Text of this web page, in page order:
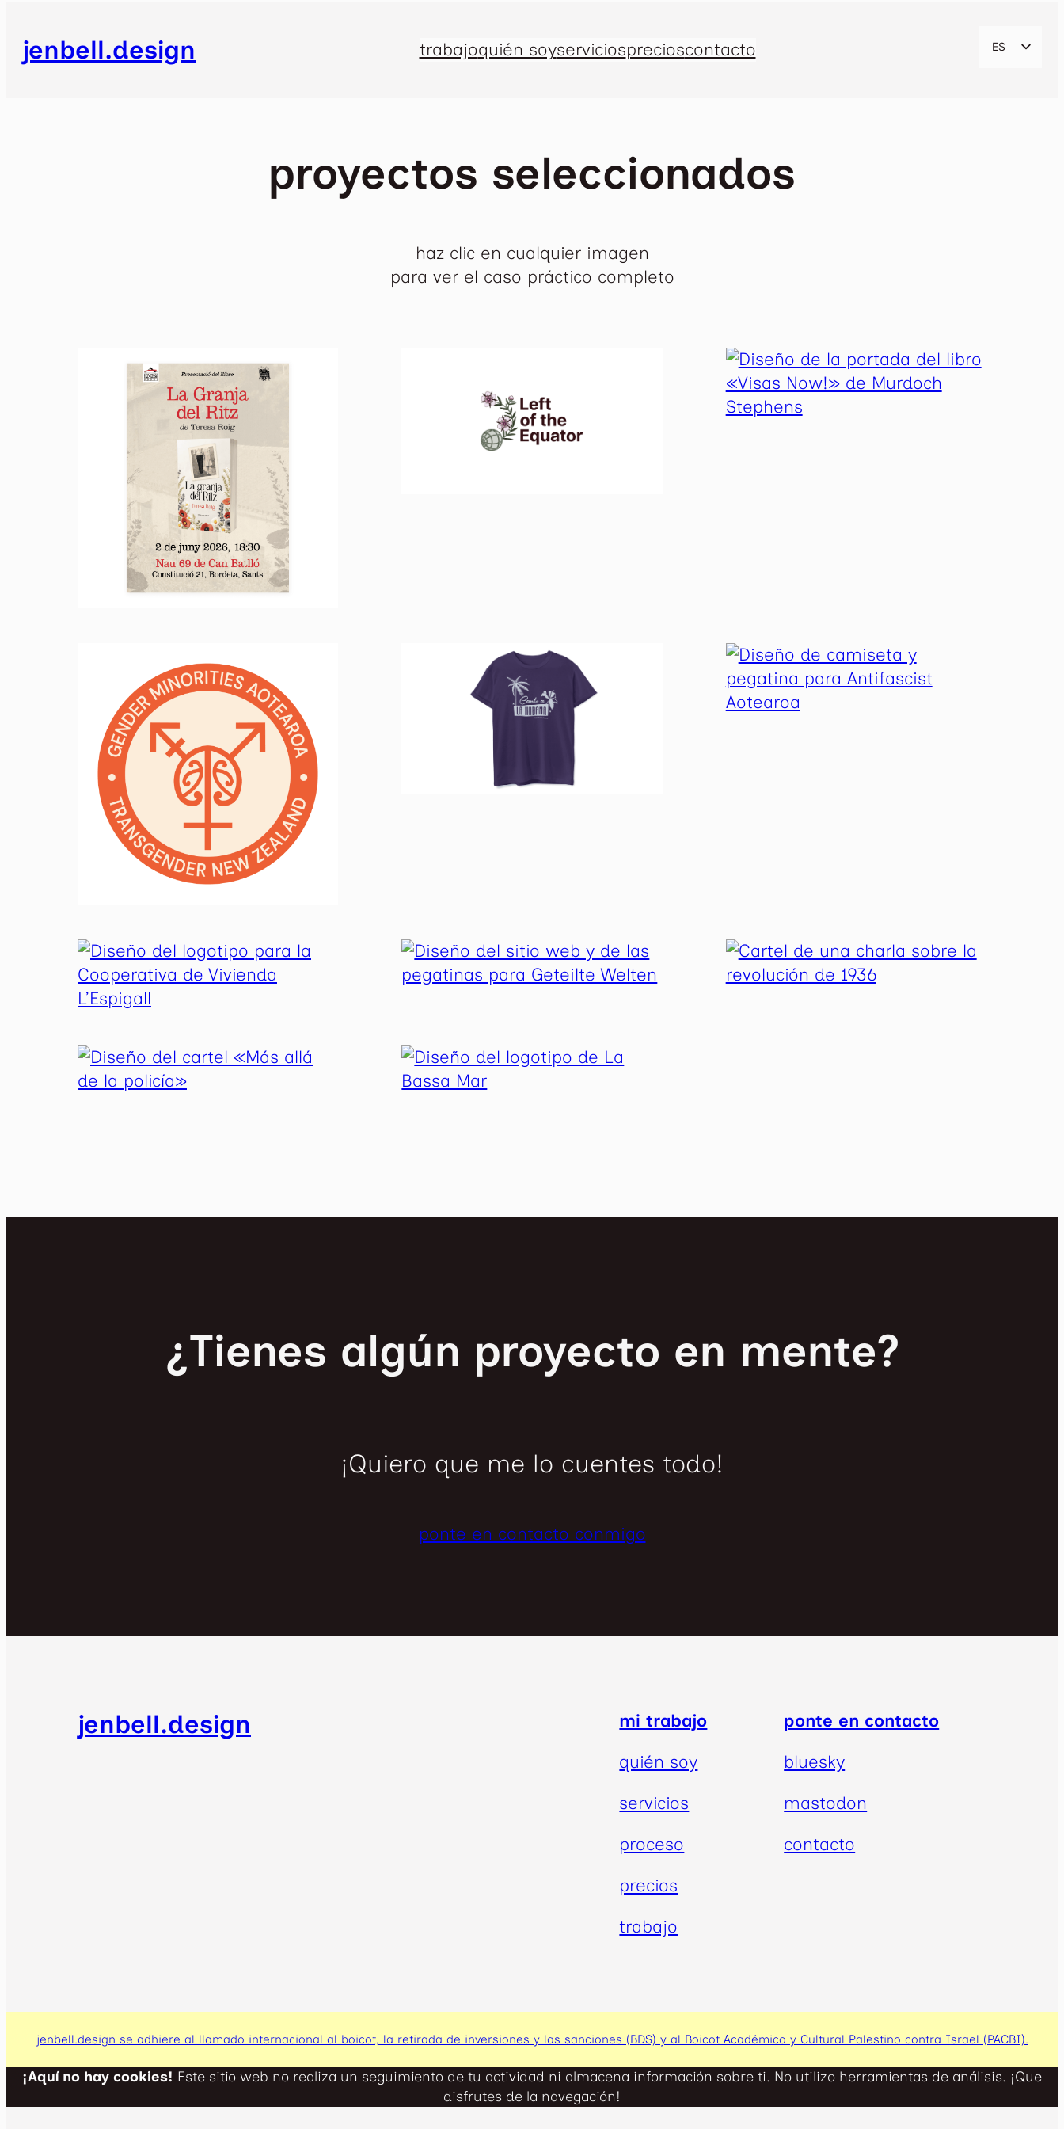
contenido
jenbell.design trabajoquién soyserviciosprecioscontacto
ES
proyectos seleccionados
haz clic en cualquier imagen
para ver el caso práctico completo
¿Tienes algún proyecto en mente?
¡Quiero que me lo cuentes todo!
ponte en contacto conmigo
jenbell.design
mi trabajo
quién soy
servicios
proceso
precios
trabajo
ponte en contacto
bluesky
mastodon
contacto
jenbell.design se adhiere al llamado internacional al boicot, la retirada de inversiones y las sanciones (BDS) y al Boicot Académico y Cultural Palestino contra Israel (PACBI).
¡Aquí no hay cookies! Este sitio web no realiza un seguimiento de tu actividad ni almacena información sobre ti. No utilizo herramientas de análisis. ¡Que
disfrutes de la navegación!